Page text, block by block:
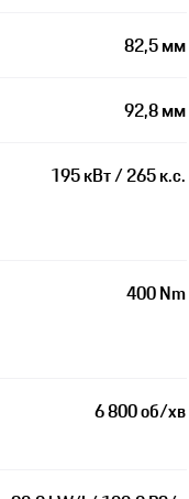
82,5 мм
92,8 мм
195 кВт / 265 к.с.
400 Nm
6 800 об/хв